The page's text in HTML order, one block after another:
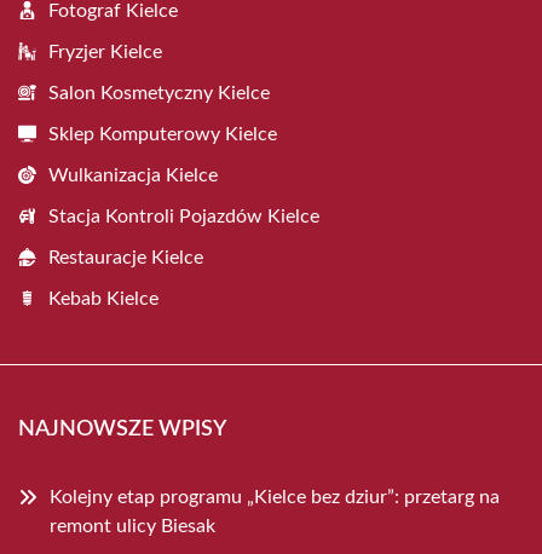
Fotograf Kielce
Fryzjer Kielce
Salon Kosmetyczny Kielce
Sklep Komputerowy Kielce
Wulkanizacja Kielce
Stacja Kontroli Pojazdów Kielce
Restauracje Kielce
Kebab Kielce
NAJNOWSZE WPISY
Kolejny etap programu „Kielce bez dziur”: przetarg na
remont ulicy Biesak